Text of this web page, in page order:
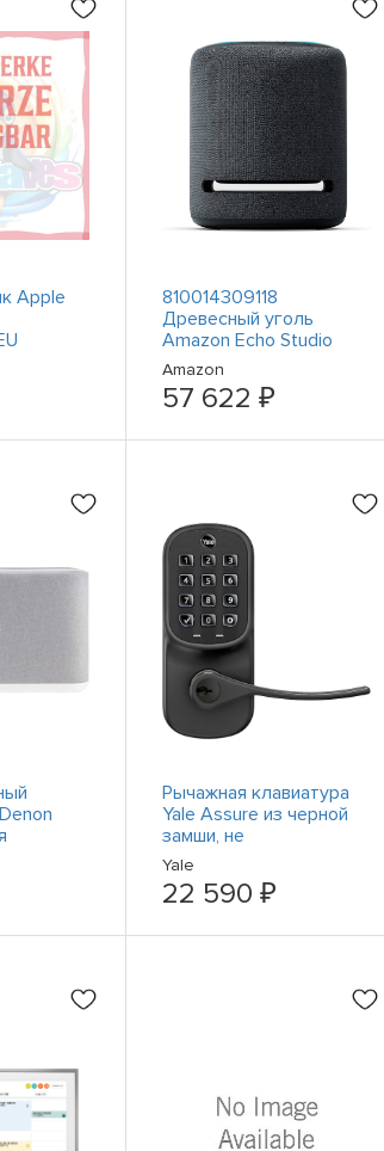
Apple
810014309118
Древесный уголь
Amazon Echo Studio
Amazon
57 622 ₽
AirPlay
Рычажная клавиатура
Yale Assure из черной
замши, не
подключаемая
Yale
22 590 ₽